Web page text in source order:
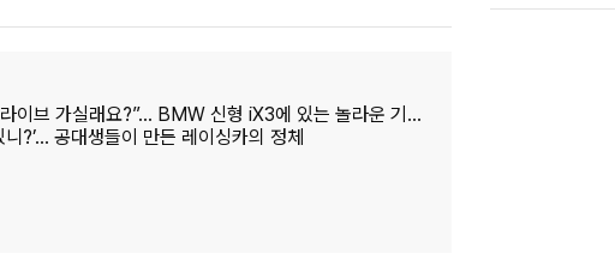
“스파이더맨과 함께 드라이브 가실래요?”… BMW 신형 iX3에 있는 놀라운 기술
?’… 공대생들이 만든 레이싱카의 정체